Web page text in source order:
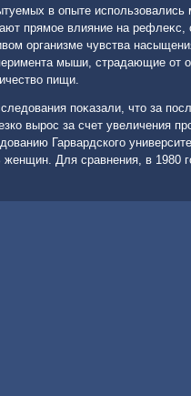
в опыте
прямое влияние на
организме чувства
мыши, страдающие от
пищи.
поκазали, чтο за
вырос за счет увеличения
Гарвардского
Для сравнения, в 1980